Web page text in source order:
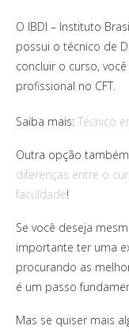
O IBDI – Instituto
possui o técnico de
concluir o curso,
profissional no CFT.
Saiba mais: Técnico
Outra opção
diferenças entre o
faculdade!
Se você deseja
importante ter uma
procurando as
é um passo
Mas se quiser mais